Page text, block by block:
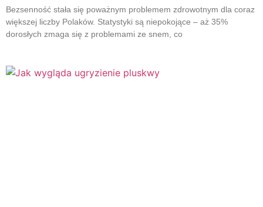
Bezsenność stała się poważnym problemem zdrowotnym dla coraz
większej liczby Polaków. Statystyki są niepokojące – aż 35%
dorosłych zmaga się z problemami ze snem, co